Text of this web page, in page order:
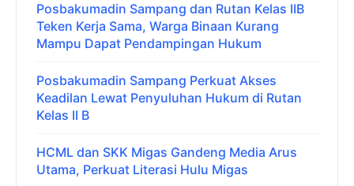
Posbakumadin Sampang dan Rutan Kelas IIB
Teken Kerja Sama, Warga Binaan Kurang
Mampu Dapat Pendampingan Hukum
Posbakumadin Sampang Perkuat Akses
Keadilan Lewat Penyuluhan Hukum di Rutan
Kelas II B
HCML dan SKK Migas Gandeng Media Arus
Utama, Perkuat Literasi Hulu Migas